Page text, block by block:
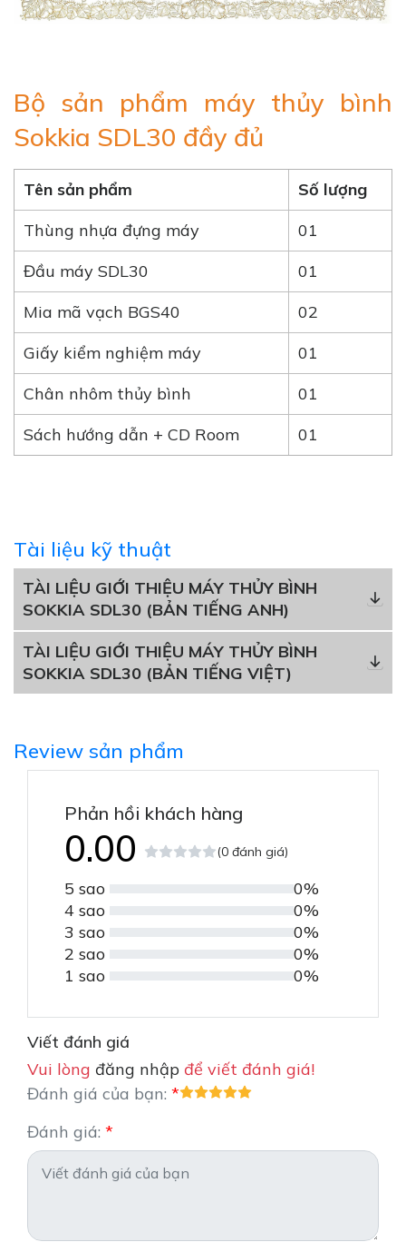
Bộ sản phẩm máy thủy bình
Sokkia SDL30 đầy đủ
Tên sản phẩm
Số lượng
Thùng nhựa đựng máy
01
Đầu máy SDL30
01
Mia mã vạch BGS40
02
Giấy kiểm nghiệm máy
01
Chân nhôm thủy bình
01
Sách hướng dẫn + CD Room
01
Tài liệu kỹ thuật
TÀI LIỆU GIỚI THIỆU MÁY THỦY BÌNH
SOKKIA SDL30 (BẢN TIẾNG ANH)
TÀI LIỆU GIỚI THIỆU MÁY THỦY BÌNH
SOKKIA SDL30 (BẢN TIẾNG VIỆT)
Review sản phẩm
Phản hồi khách hàng
0.00 (0 đánh giá)
5 sao
0%
4 sao
0%
3 sao
0%
2 sao
0%
1 sao
0%
Viết đánh giá
Vui lòng đăng nhập để viết đánh giá!
Đánh giá của bạn:
Đánh giá: